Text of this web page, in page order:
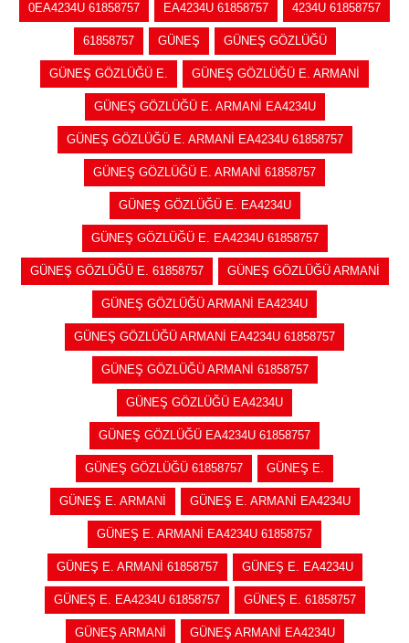
0EA4234U 61858757 EA4234U 61858757 4234U 61858757
61858757 GÜNEŞ GÜNEŞ GÖZLÜĞÜ
GÜNEŞ GÖZLÜĞÜ E. GÜNEŞ GÖZLÜĞÜ E. ARMANİ
GÜNEŞ GÖZLÜĞÜ E. ARMANİ EA4234U
GÜNEŞ GÖZLÜĞÜ E. ARMANİ EA4234U 61858757
GÜNEŞ GÖZLÜĞÜ E. ARMANİ 61858757
GÜNEŞ GÖZLÜĞÜ E. EA4234U
GÜNEŞ GÖZLÜĞÜ E. EA4234U 61858757
GÜNEŞ GÖZLÜĞÜ E. 61858757 GÜNEŞ GÖZLÜĞÜ ARMANİ
GÜNEŞ GÖZLÜĞÜ ARMANİ EA4234U
GÜNEŞ GÖZLÜĞÜ ARMANİ EA4234U 61858757
GÜNEŞ GÖZLÜĞÜ ARMANİ 61858757
GÜNEŞ GÖZLÜĞÜ EA4234U
GÜNEŞ GÖZLÜĞÜ EA4234U 61858757
GÜNEŞ GÖZLÜĞÜ 61858757 GÜNEŞ E.
GÜNEŞ E. ARMANİ GÜNEŞ E. ARMANİ EA4234U
GÜNEŞ E. ARMANİ EA4234U 61858757
GÜNEŞ E. ARMANİ 61858757 GÜNEŞ E. EA4234U
GÜNEŞ E. EA4234U 61858757 GÜNEŞ E. 61858757
GÜNEŞ ARMANİ GÜNEŞ ARMANİ EA4234U